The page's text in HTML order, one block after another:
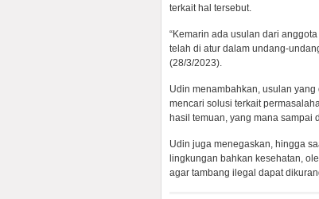
terkait hal tersebut.
“Kemarin ada usulan dari
telah di atur dalam undang-
(28/3/2023).
Udin menambahkan, usulan
mencari solusi terkait
hasil temuan, yang mana sampai
Udin juga menegaskan, hingga
lingkungan bahkan kesehatan,
agar tambang ilegal dapat